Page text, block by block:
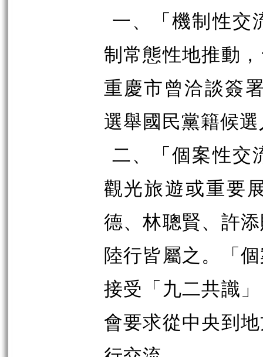
一、「機制性交
制常態性地推動
重慶市曾洽談簽
選舉國民黨籍候
二、「個案性交
觀光旅遊或重要
德、林聰賢、許
陸行皆屬之。「
接受「九二共識
會要求從中央到